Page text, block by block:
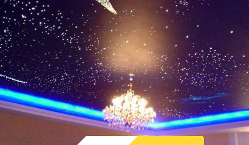
1 день 21560 руб.